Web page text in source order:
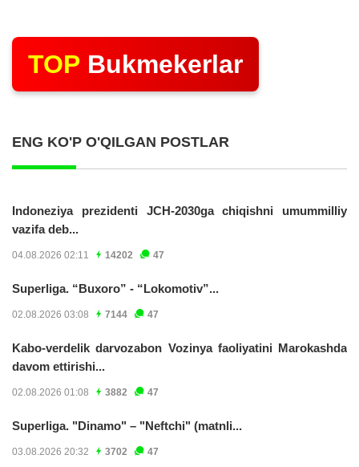
TOP Bukmekerlar
ENG KO'P O'QILGAN POSTLAR
Indoneziya prezidenti JCH-2030ga chiqishni umummilliy
vazifa deb...
04.08.2026 02:11 14202 47
Superliga. “Buxoro” - “Lokomotiv”...
02.08.2026 03:08 7144 47
Kabo-verdelik darvozabon Vozinya faoliyatini Marokashda
davom ettirishi...
02.08.2026 01:08 3882 47
Superliga. "Dinamo" – "Neftchi" (matnli...
03.08.2026 20:32 3702 47